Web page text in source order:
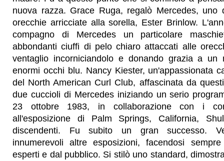
nuova razza. Grace Ruga, regalò Mercedes,
orecchie arricciate alla sorella, Ester Brinlow.
compagno di Mercedes un particolare
abbondanti ciuffi di pelo chiaro attaccati alle
ventaglio incorniciandolo e donando grazia a un
enormi occhi blu. Nancy Kiester, un'appassionata
del North American Curl Club, affascinata da
due cuccioli di Mercedes iniziando un serio
23 ottobre 1983, in collaborazione con i
all'esposizione di Palm Springs, California,
discendenti. Fu subito un gran successo.
innumerevoli altre esposizioni, facendosi
esperti e dal pubblico. Si stilò uno standard,